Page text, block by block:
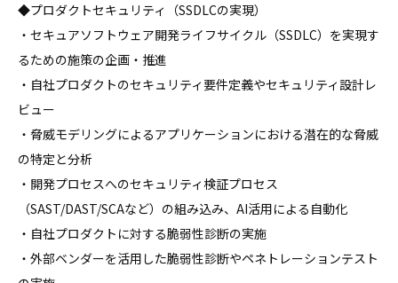
◆プロダクトセキュリティ（SSDLCの実現）
・セキュアソフトウェア開発ライフサイクル（SSDLC）を実現す
るための施策の企画・推進
・自社プロダクトのセキュリティ要件定義やセキュリティ設計レ
ビュー
・脅威モデリングによるアプリケーションにおける潜在的な脅威
の特定と分析
・開発プロセスへのセキュリティ検証プロセス
（SAST/DAST/SCAなど）の組み込み、AI活用による自動化
・自社プロダクトに対する脆弱性診断の実施
・外部ベンダーを活用した脆弱性診断やペネトレーションテスト